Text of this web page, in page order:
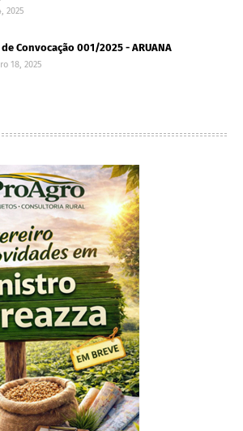
2025
Convocação 001/2025 - ARUANA
18, 2025